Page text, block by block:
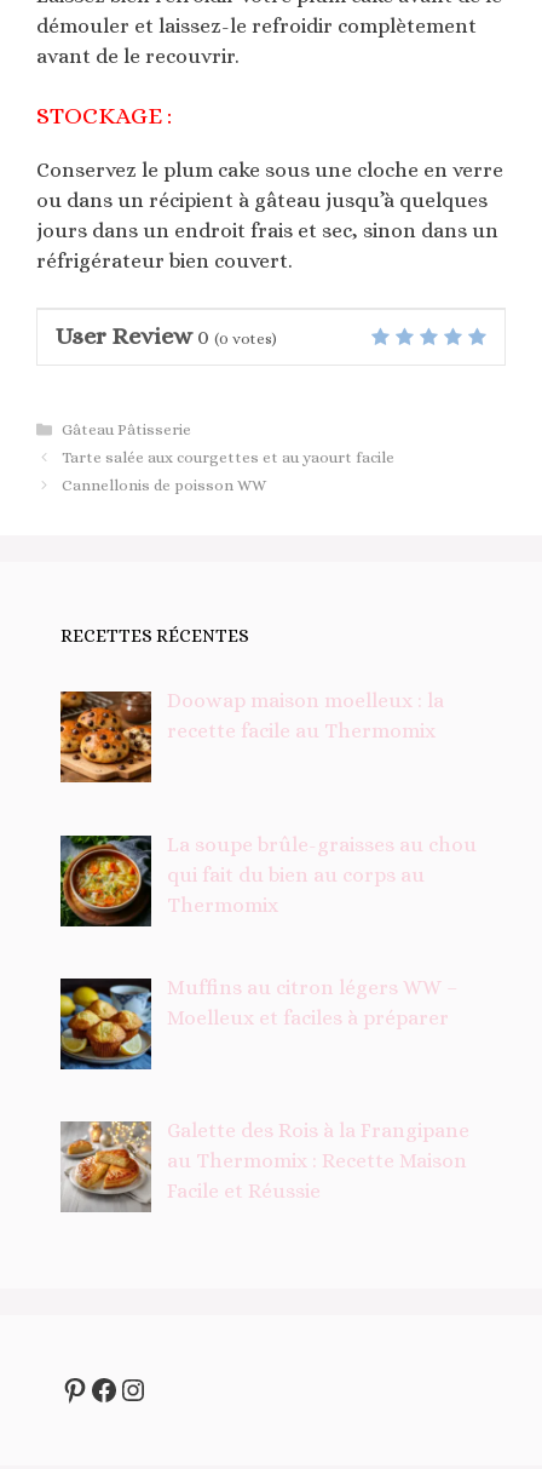
démouler et laissez-le refroidir complètement
avant de le recouvrir.
STOCKAGE :
Conservez le plum cake sous une cloche en verre
ou dans un récipient à gâteau jusqu’à quelques
jours dans un endroit frais et sec, sinon dans un
réfrigérateur bien couvert.
User Review 0 (0 votes)
Catégories
Gâteau Pâtisserie
Tarte salée aux courgettes et au yaourt facile
Cannellonis de poisson WW
RECETTES RÉCENTES
Doowap maison moelleux : la
recette facile au Thermomix
La soupe brûle-graisses au chou
qui fait du bien au corps au
Thermomix
Muffins au citron légers WW –
Moelleux et faciles à préparer
Galette des Rois à la Frangipane
au Thermomix : Recette Maison
Facile et Réussie
Pinterest
Facebook
Instagram